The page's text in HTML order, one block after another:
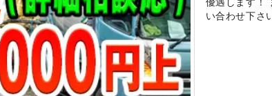
優遇します！
い合わせ下さ